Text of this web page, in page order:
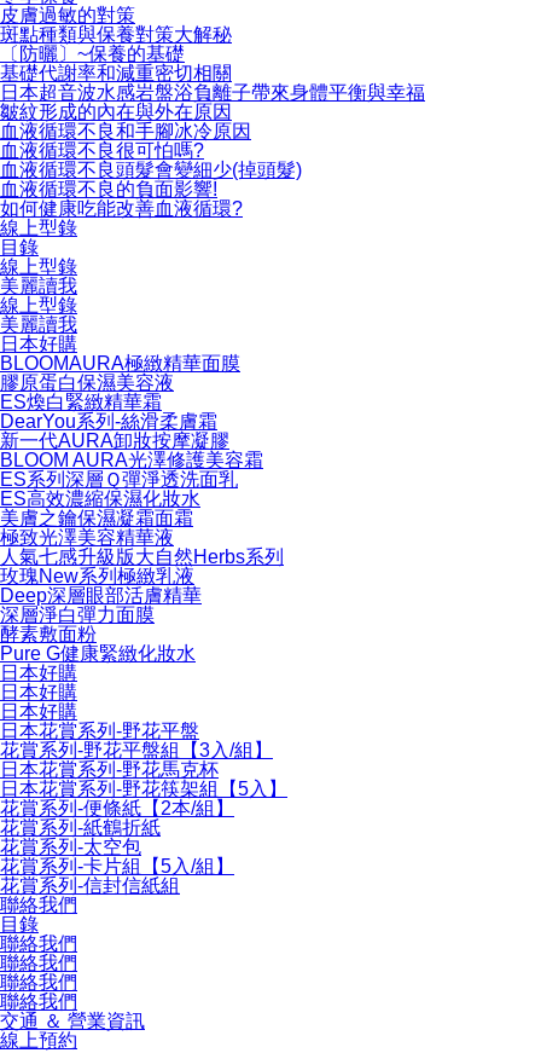
皮膚過敏的對策
斑點種類與保養對策大解秘
〔防曬〕~保養的基礎
基礎代謝率和減重密切相關
日本超音波水感岩盤浴負離子帶來身體平衡與幸福
皺紋形成的內在與外在原因
血液循環不良和手腳冰冷原因
血液循環不良很可怕嗎?
血液循環不良頭髮會變細少(掉頭髮)
血液循環不良的負面影響!
如何健康吃能改善血液循環?
線上型錄
目錄
線上型錄
美麗讀我
線上型錄
美麗讀我
日本好購
BLOOMAURA極緻精華面膜
膠原蛋白保濕美容液
ES煥白緊緻精華霜
DearYou系列-絲滑柔膚霜
新一代AURA卸妝按摩凝膠
BLOOM AURA光澤修護美容霜
ES系列深層Ｑ彈淨透洗面乳
ES高效濃縮保濕化妝水
美膚之鑰保濕凝霜面霜
極致光澤美容精華液
人氣七感升級版大自然Herbs系列
玫瑰New系列極緻乳液
Deep深層眼部活膚精華
深層淨白彈力面膜
酵素敷面粉
Pure G健康緊緻化妝水
日本好購
日本好購
日本好購
日本花賞系列-野花平盤
花賞系列-野花平盤組【3入/組】
日本花賞系列-野花馬克杯
日本花賞系列-野花筷架組【5入】
花賞系列-便條紙【2本/組】
花賞系列-紙鶴折紙
花賞系列-太空包
花賞系列-卡片組【5入/組】
花賞系列-信封信紙組
聯絡我們
目錄
聯絡我們
聯絡我們
聯絡我們
聯絡我們
交通 ＆ 營業資訊
線上預約